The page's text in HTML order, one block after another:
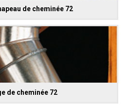
de cheminée 72
de cheminée 72